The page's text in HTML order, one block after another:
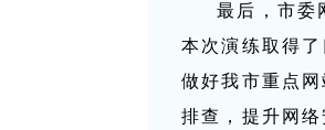
最后，市委
本次演练取得
做好我市重点
排查，提升网